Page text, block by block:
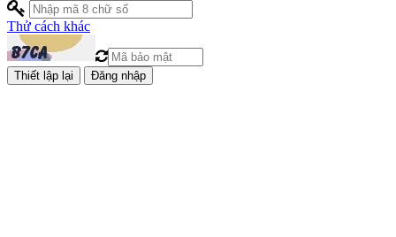
Thử cách khác
Đăng nhập